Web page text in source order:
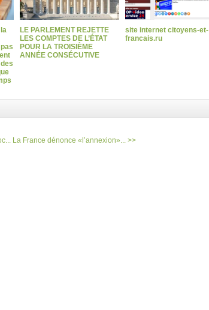
LE PARLEMENT REJETTE
LES COMPTES DE L’ÉTAT
POUR LA TROISIÈME
ANNÉE CONSÉCUTIVE
site internet citoyens-et-
francais.ru
La France dénonce «l’annexion»... >>